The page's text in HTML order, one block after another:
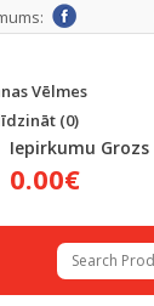
Vēlmes
(0)
Iepirkumu Grozs
0.00€